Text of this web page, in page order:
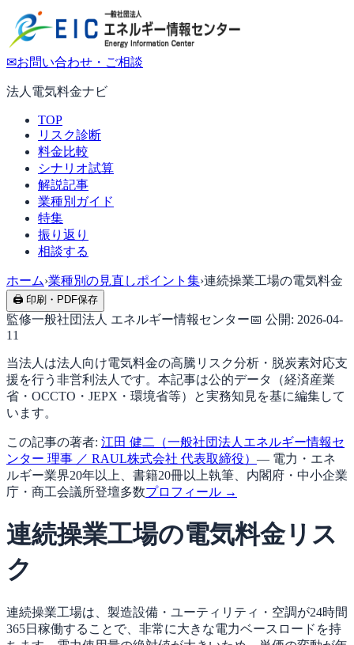
✉お問い合わせ・ご相談
法人電気料金ナビ
TOP
リスク診断
料金比較
シナリオ試算
解説記事
業種別ガイド
特集
振り返り
相談する
ホーム›業種別の見直しポイント集›連続操業工場の電気料金
🖨 印刷・PDF保存
監修一般社団法人 エネルギー情報センター📅 公開: 2026-04-
11
当法人は法人向け電気料金の高騰リスク分析・脱炭素対応支
援を行う非営利法人です。本記事は公的データ（経済産業
省・OCCTO・JEPX・環境省等）と実務知見を基に編集して
います。
この記事の著者: 江田 健二（一般社団法人エネルギー情報セ
ンター 理事 ／ RAUL株式会社 代表取締役） — 電力・エネ
ルギー業界20年以上、書籍20冊以上執筆、内閣府・中小企業
庁・商工会議所登壇多数プロフィール →
連続操業工場の電気料金リス
ク
連続操業工場は、製造設備・ユーティリティ・空調が24時間
365日稼働することで、非常に大きな電力ベースロードを持